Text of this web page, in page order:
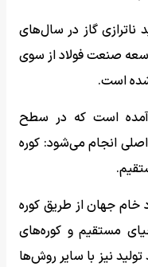
گاز در سال‌های
صنعت فولاد از سوی
است.
آمده است که در سطح
انجام می‌شود: کوره
۷۱.۵ درصد فولاد خام جهان از طریق کوره
از احیای مستقیم و کوره‌های
می‌شود. تنها ۰.۴ درصد تولید نیز با سایر روش‌ها